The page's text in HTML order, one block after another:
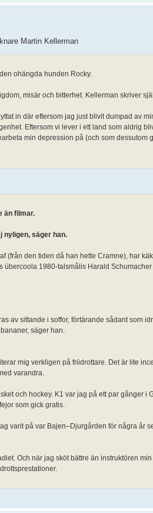
Martin Kellerman
ohängda hunden Rocky.
misär och bitterhet. Kellerman skriver
in där eftersom jag just blivit dumpad av
Eftersom vi lever i ett land som aldrig
min depression på (och som dessutom
än filmar.
nyligen, säger han.
(från den tiden då han hette Cramne), har
1980-talsmålis Harald Schumacher
av sittande i soffor, förtärande sådant som
säger han.
mig verkligen på friidrottare. Det är lite
varandra.
och hockey. K1 var jag på ett par gånger i
som gick gratis.
varit på var Bajen–Djurgården för några år
Och när jag sköt bättre än instruktören